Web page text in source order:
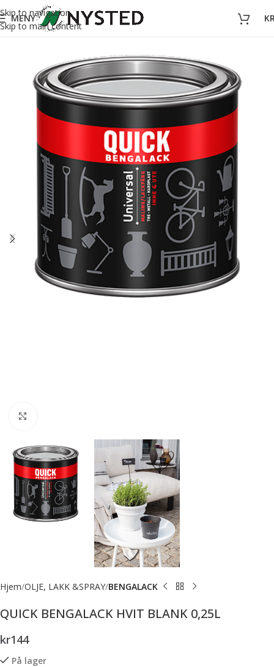
Skip to navigation
Skip to main content
MENY
Hjem OLJE, LAKK &SPRAY BENGALACK
QUICK BENGALACK HVIT BLANK 0,25L
kr144
På lager